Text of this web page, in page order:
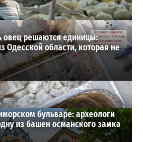
овец решаются единицы:
Одесской области, которая не
бульваре: археологи
из башен османского замка